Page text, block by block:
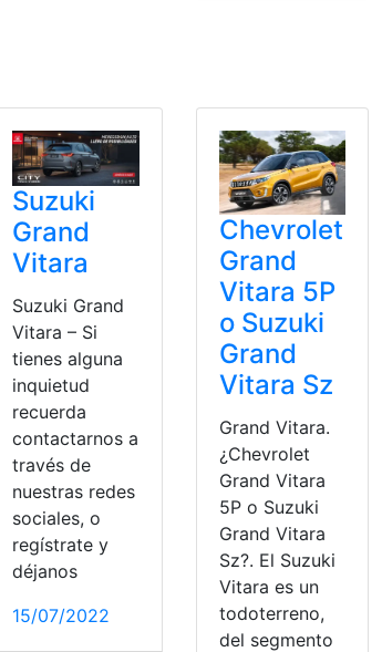
Suzuki
Grand
Vitara
Suzuki Grand
Vitara – Si
tienes alguna
inquietud
recuerda
contactarnos a
través de
nuestras redes
sociales, o
regístrate y
déjanos
15/07/2022
Chevrolet
Grand
Vitara 5P
o Suzuki
Grand
Vitara Sz
Grand Vitara.
¿Chevrolet
Grand Vitara
5P o Suzuki
Grand Vitara
Sz?. El Suzuki
Vitara es un
todoterreno,
del segmento